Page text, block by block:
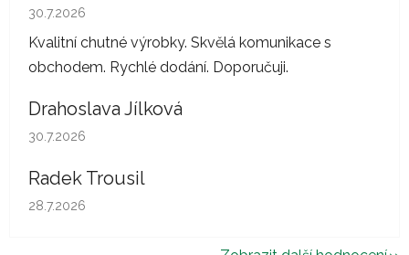
Hodnocení obchodu je 5 z 5 hvězdiček.
30.7.2026
Kvalitní chutné výrobky. Skvělá komunikace s
obchodem. Rychlé dodání. Doporučuji.
Drahoslava Jílková
Hodnocení obchodu je 5 z 5 hvězdiček.
30.7.2026
Radek Trousil
Hodnocení obchodu je 5 z 5 hvězdiček.
28.7.2026